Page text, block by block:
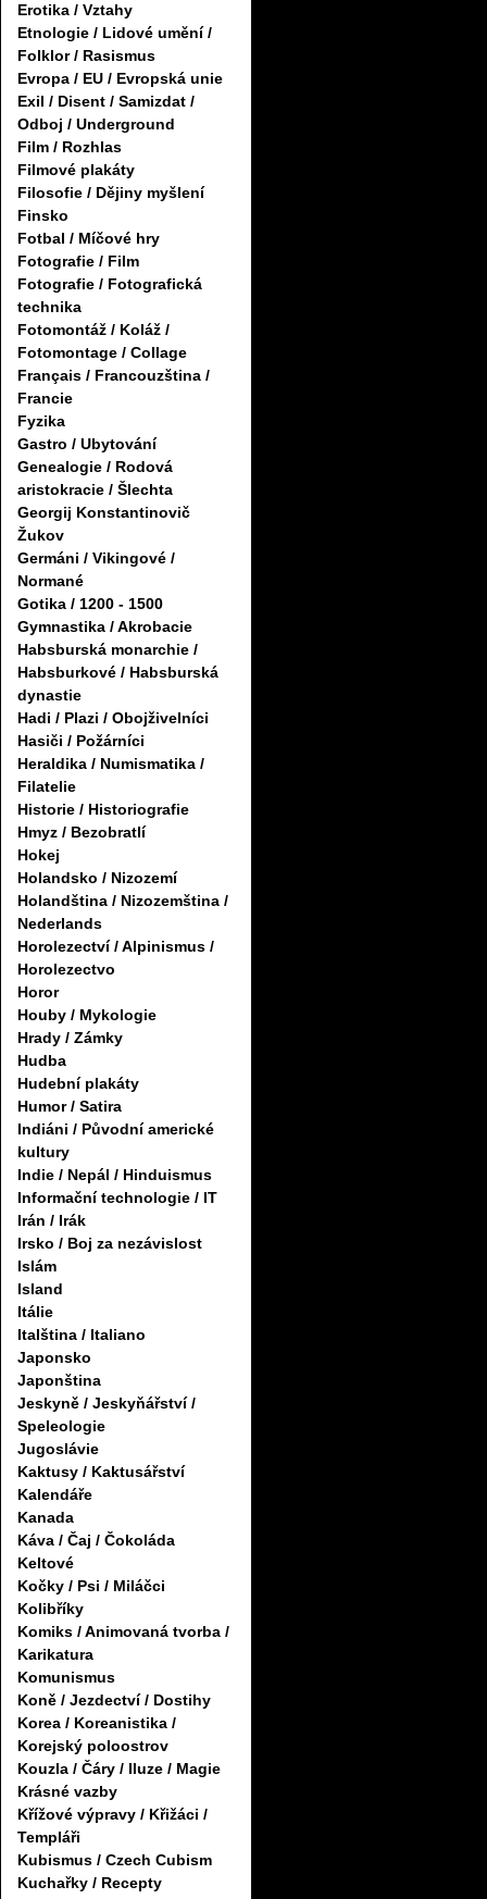
Erotika / Vztahy
Etnologie / Lidové umění /
Folklor / Rasismus
Evropa / EU / Evropská unie
Exil / Disent / Samizdat /
Odboj / Underground
Film / Rozhlas
Filmové plakáty
Filosofie / Dějiny myšlení
Finsko
Fotbal / Míčové hry
Fotografie / Film
Fotografie / Fotografická
technika
Fotomontáž / Koláž /
Fotomontage / Collage
Français / Francouzština /
Francie
Fyzika
Gastro / Ubytování
Genealogie / Rodová
aristokracie / Šlechta
Georgij Konstantinovič
Žukov
Germáni / Vikingové /
Normané
Gotika / 1200 - 1500
Gymnastika / Akrobacie
Habsburská monarchie /
Habsburkové / Habsburská
dynastie
Hadi / Plazi / Obojživelníci
Hasiči / Požárníci
Heraldika / Numismatika /
Filatelie
Historie / Historiografie
Hmyz / Bezobratlí
Hokej
Holandsko / Nizozemí
Holandština / Nizozemština /
Nederlands
Horolezectví / Alpinismus /
Horolezectvo
Horor
Houby / Mykologie
Hrady / Zámky
Hudba
Hudební plakáty
Humor / Satira
Indiáni / Původní americké
kultury
Indie / Nepál / Hinduismus
Informační technologie / IT
Irán / Irák
Irsko / Boj za nezávislost
Islám
Island
Itálie
Italština / Italiano
Japonsko
Japonština
Jeskyně / Jeskyňářství /
Speleologie
Jugoslávie
Kaktusy / Kaktusářství
Kalendáře
Kanada
Káva / Čaj / Čokoláda
Keltové
Kočky / Psi / Miláčci
Kolibříky
Komiks / Animovaná tvorba /
Karikatura
Komunismus
Koně / Jezdectví / Dostihy
Korea / Koreanistika /
Korejský poloostrov
Kouzla / Čáry / Iluze / Magie
Krásné vazby
Křížové výpravy / Křižáci /
Templáři
Kubismus / Czech Cubism
Kuchařky / Recepty